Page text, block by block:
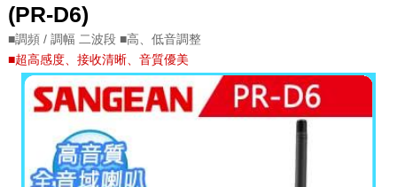
(PR-D6)
■調頻 / 調幅 二波段 ■高、低音調整
■超高感度、接收清晰、音質優美